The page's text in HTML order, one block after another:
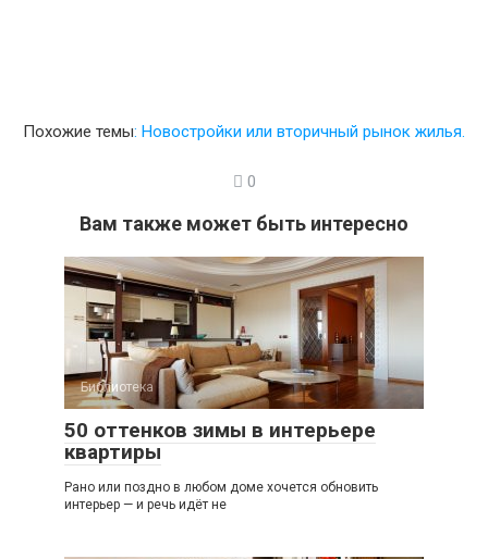
Похожие темы: Новостройки или вторичный рынок жилья.
0
Вам также может быть интересно
Библиотека
50 оттенков зимы в интерьере
квартиры
Рано или поздно в любом доме хочется обновить
интерьер — и речь идёт не